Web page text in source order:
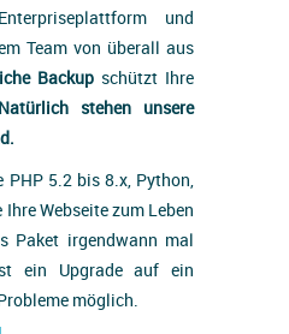
und
Team von überall aus
Backup schützt Ihre
Natürlich stehen unsere
PHP 5.2 bis 8.x, Python,
Webseite zum Leben
Paket irgendwann mal
ein Upgrade auf ein
möglich.